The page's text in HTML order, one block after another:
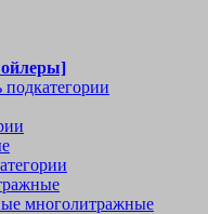
подкатегории
многолитражные